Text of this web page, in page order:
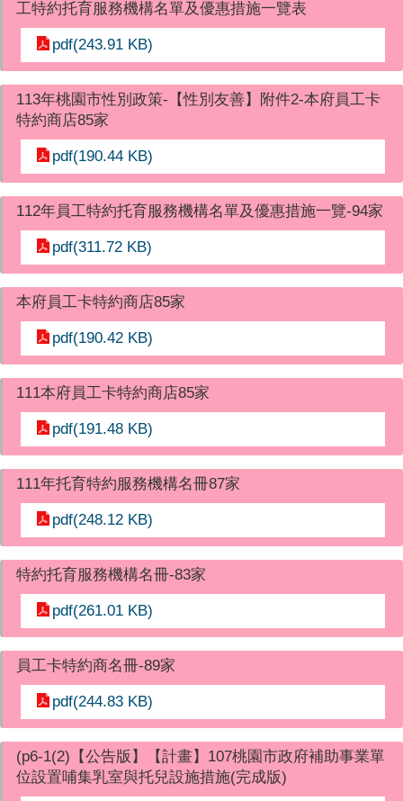
工特約托育服務機構名單及優惠措施一覽表
pdf(243.91 KB)
113年桃園市性別政策-【性別友善】附件2-本府員工卡
特約商店85家
pdf(190.44 KB)
112年員工特約托育服務機構名單及優惠措施一覽-94家
pdf(311.72 KB)
本府員工卡特約商店85家
pdf(190.42 KB)
111本府員工卡特約商店85家
pdf(191.48 KB)
111年托育特約服務機構名冊87家
pdf(248.12 KB)
特約托育服務機構名冊-83家
pdf(261.01 KB)
員工卡特約商名冊-89家
pdf(244.83 KB)
(p6-1(2)【公告版】【計畫】107桃園市政府補助事業單
位設置哺集乳室與托兒設施措施(完成版)